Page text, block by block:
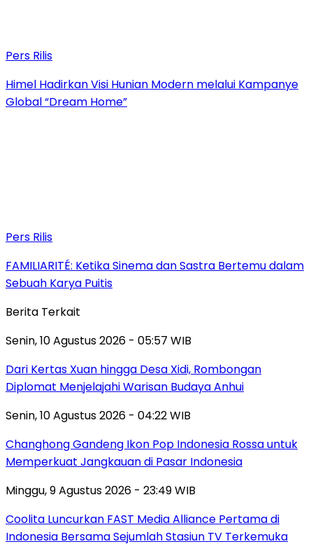
Pers Rilis
Himel Hadirkan Visi Hunian Modern melalui Kampanye
Global “Dream Home”
Pers Rilis
FAMILIARITÉ: Ketika Sinema dan Sastra Bertemu dalam
Sebuah Karya Puitis
Berita Terkait
Senin, 10 Agustus 2026 - 05:57 WIB
Dari Kertas Xuan hingga Desa Xidi, Rombongan
Diplomat Menjelajahi Warisan Budaya Anhui
Senin, 10 Agustus 2026 - 04:22 WIB
Changhong Gandeng Ikon Pop Indonesia Rossa untuk
Memperkuat Jangkauan di Pasar Indonesia
Minggu, 9 Agustus 2026 - 23:49 WIB
Coolita Luncurkan FAST Media Alliance Pertama di
Indonesia Bersama Sejumlah Stasiun TV Terkemuka